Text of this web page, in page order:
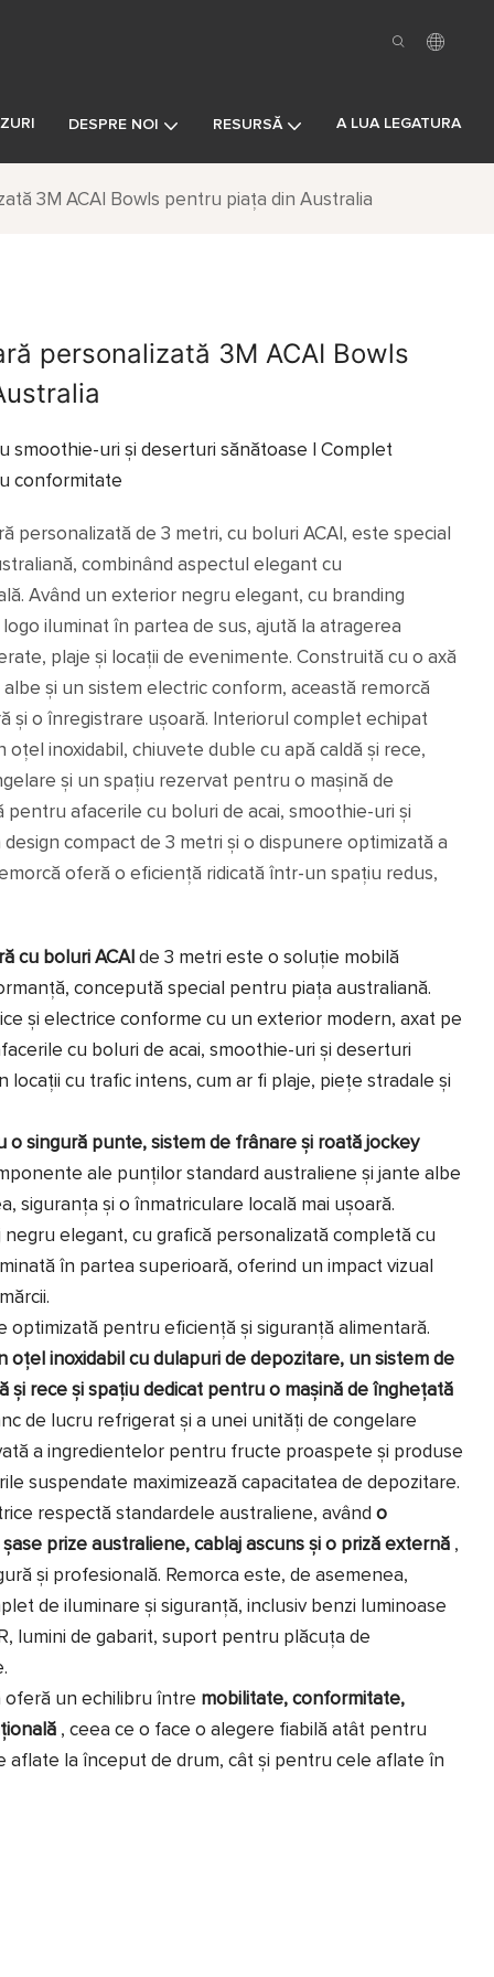
DESPRE NOI RESURSĂ A LUA LEGATURA
3M ACAI Bowls pentru piața din Australia
personalizată 3M ACAI Bowls
smoothie-uri și deserturi sănătoase | Complet
conformitate
personalizată de 3 metri, cu boluri ACAI, este special
combinând aspectul elegant cu
Având un exterior negru elegant, cu branding
iluminat în partea de sus, ajută la atragerea
plaje și locații de evenimente. Construită cu o axă
și un sistem electric conform, această remorcă
și o înregistrare ușoară. Interiorul complet echipat
oțel inoxidabil, chiuvete duble cu apă caldă și rece,
și un spațiu rezervat pentru o mașină de
afacerile cu boluri de acai, smoothie-uri și
compact de 3 metri și o dispunere optimizată a
oferă o eficiență ridicată într-un spațiu redus,
cu boluri ACAI de 3 metri este o soluție mobilă
concepută special pentru piața australiană.
și electrice conforme cu un exterior modern, axat pe
cu boluri de acai, smoothie-uri și deserturi
locații cu trafic intens, cum ar fi plaje, piețe stradale și
o singură punte, sistem de frânare și roată jockey
ale punților standard australiene și jante albe
siguranța și o înmatriculare locală mai ușoară.
negru elegant, cu grafică personalizată completă cu
în partea superioară, oferind un impact vizual
optimizată pentru eficiență și siguranță alimentară.
oțel inoxidabil cu dulapuri de depozitare, un sistem de
și rece și spațiu dedicat pentru o mașină de înghețată
de lucru refrigerat și a unei unități de congelare
a ingredientelor pentru fructe proaspete și produse
suspendate maximizează capacitatea de depozitare.
respectă standardele australiene, având o
prize australiene, cablaj ascuns și o priză externă ,
și profesională. Remorca este, de asemenea,
de iluminare și siguranță, inclusiv benzi luminoase
lumini de gabarit, suport pentru plăcuța de
oferă un echilibru între mobilitate, conformitate,
, ceea ce o face o alegere fiabilă atât pentru
aflate la început de drum, cât și pentru cele aflate în